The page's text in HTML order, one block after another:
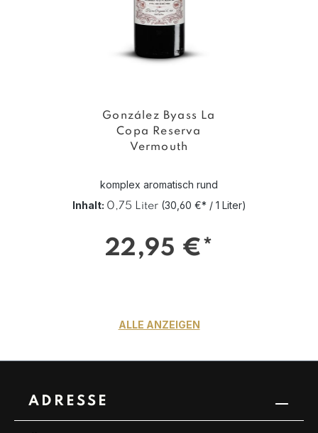
González Byass La
Copa Reserva
Vermouth
komplex aromatisch rund
Inhalt: 0,75 Liter (30,60 €* / 1 Liter)
22,95 €*
ALLE ANZEIGEN
ADRESSE